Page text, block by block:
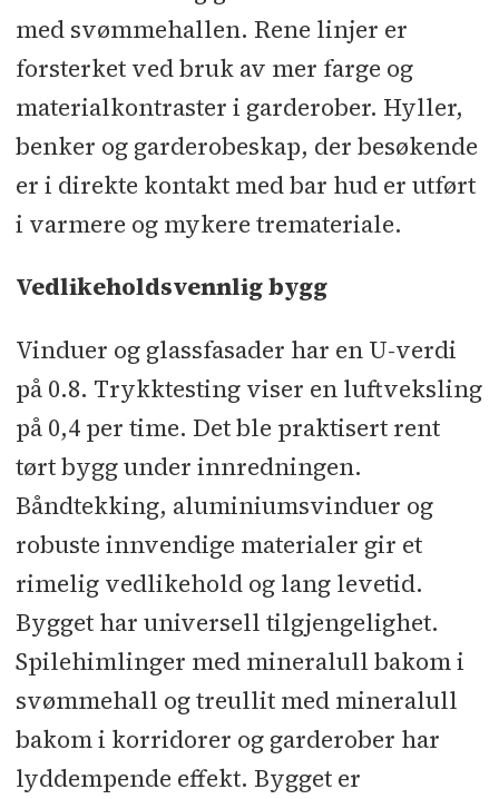
med svømmehallen. Rene linjer er
forsterket ved bruk av mer farge og
materialkontraster i garderober. Hyller,
benker og garderobeskap, der besøkende
er i direkte kontakt med bar hud er utført
i varmere og mykere tremateriale.
Vedlikeholdsvennlig bygg
Vinduer og glassfasader har en U-verdi
på 0.8. Trykktesting viser en luftveksling
på 0,4 per time. Det ble praktisert rent
tørt bygg under innredningen.
Båndtekking, aluminiumsvinduer og
robuste innvendige materialer gir et
rimelig vedlikehold og lang levetid.
Bygget har universell tilgjengelighet.
Spilehimlinger med mineralull bakom i
svømmehall og treullit med mineralull
bakom i korridorer og garderober har
lyddempende effekt. Bygget er